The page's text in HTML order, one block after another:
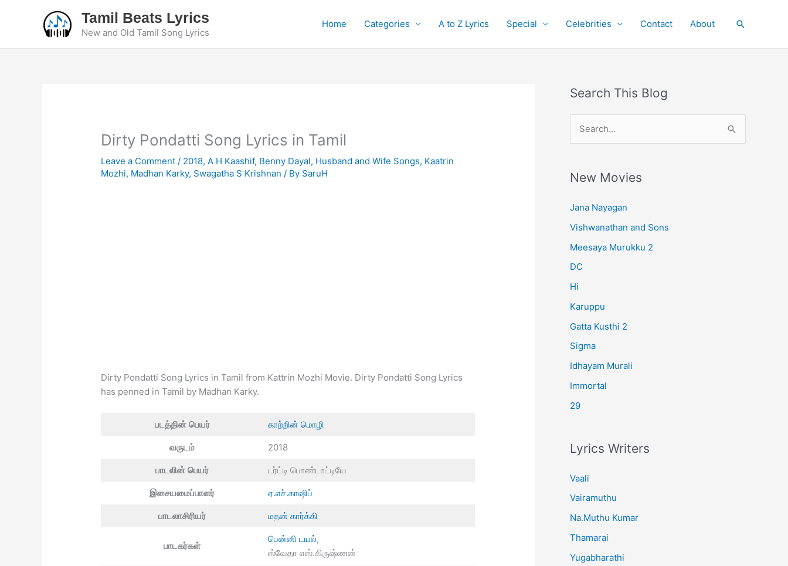
Tamil Beats Lyrics
New and Old Tamil Song Lyrics
Home Categories A to Z Lyrics Special Celebrities Contact About Search
Dirty Pondatti Song Lyrics in Tamil
Leave a Comment / 2018,A H Kaashif, Benny Dayal, Husband and Wife Songs, Kaatrin
Mozhi, Madhan Karky, Swagatha S Krishnan / By SaruH
Dirty Pondatti Song Lyrics in Tamil from Kattrin Mozhi Movie. Dirty Pondatti Song Lyrics
has penned in Tamil by Madhan Karky.
படத்தின் பெயர் காற்றின் மொழி
வருடம் 2018
பாடலின் பெயர் டர்ட்டி பொண்டாட்டியே
இசையமைப்பாளர் ஏ.எச்.காஷிப்
பாடலாசிரியர் மதன் கார்க்கி
பாடகர்கள்
பென்னி டயல்,
ஸ்வேதா எஸ்.கிருஷ்ணன்
Search This Blog
r
h
f
o
r
:
New Movies
Jana Nayagan
Vishwanathan and Sons
Meesaya Murukku 2
DC
Hi
Karuppu
Gatta Kusthi 2
Sigma
Idhayam Murali
Immortal
29
Lyrics Writers
Vaali
Vairamuthu
Na.Muthu Kumar
Thamarai
Yugabharathi